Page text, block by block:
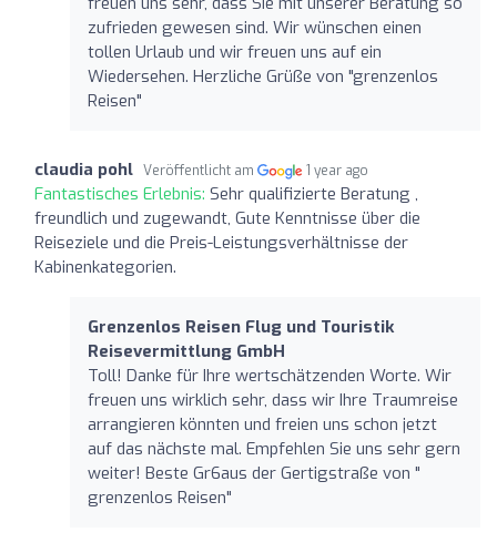
zufrieden gewesen sind. Wir wünschen einen
tollen Urlaub und wir freuen uns auf ein
Wiedersehen. Herzliche Grüße von "grenzenlos
Reisen"
claudia pohl Veröffentlicht am 1 year ago
Fantastisches Erlebnis: Sehr qualifizierte Beratung ,
freundlich und zugewandt, Gute Kenntnisse über die
Reiseziele und die Preis-Leistungsverhältnisse der
Kabinenkategorien.
Grenzenlos Reisen Flug und Touristik
Reisevermittlung GmbH
Toll! Danke für Ihre wertschätzenden Worte. Wir
freuen uns wirklich sehr, dass wir Ihre Traumreise
arrangieren könnten und freien uns schon jetzt
auf das nächste mal. Empfehlen Sie uns sehr gern
weiter! Beste Gr6aus der Gertigstraße von "
grenzenlos Reisen"